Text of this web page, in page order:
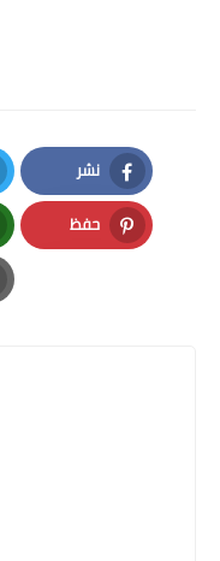
نشر
Facebook
حفظ
Pinterest